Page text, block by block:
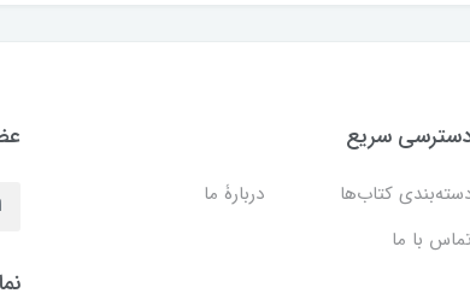
سریع
کتاب‌ها
دربارۀ ما
با ما